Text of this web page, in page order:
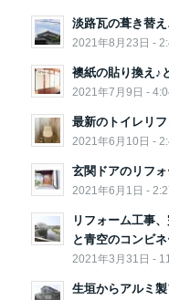
淡路瓦の葺き替え
2021年8月23日 -
襖紙の貼り換え♪
2021年7月9日 -
最新のトイレリ
2021年6月10日 -
玄関ドアのリフォ
2021年6月1日 -
リフォーム工事
と青空のコンビ
2021年3月31日 -
生垣からアルミ